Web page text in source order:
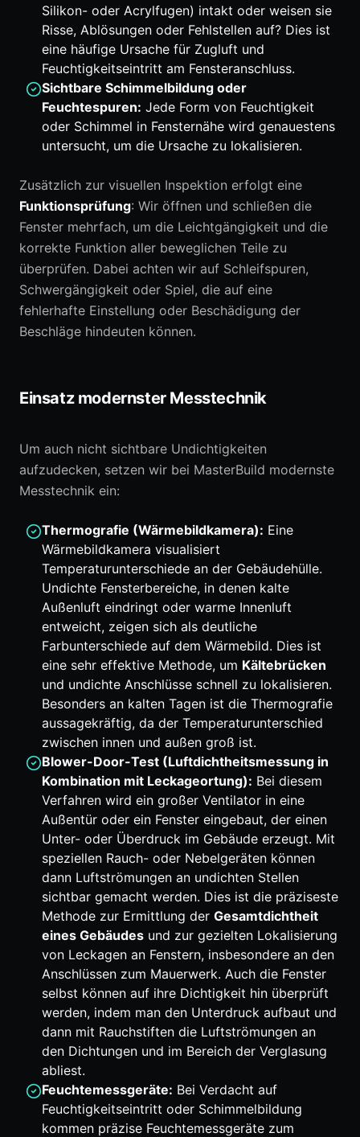
Silikon- oder Acrylfugen) intakt oder weisen sie
Risse, Ablösungen oder Fehlstellen auf? Dies ist
eine häufige Ursache für Zugluft und
Feuchtigkeitseintritt am Fensteranschluss.
Sichtbare Schimmelbildung oder
Feuchtespuren: Jede Form von Feuchtigkeit
oder Schimmel in Fensternähe wird genauestens
untersucht, um die Ursache zu lokalisieren.
Zusätzlich zur visuellen Inspektion erfolgt eine
Funktionsprüfung: Wir öffnen und schließen die
Fenster mehrfach, um die Leichtgängigkeit und die
korrekte Funktion aller beweglichen Teile zu
überprüfen. Dabei achten wir auf Schleifspuren,
Schwergängigkeit oder Spiel, die auf eine
fehlerhafte Einstellung oder Beschädigung der
Beschläge hindeuten können.
Einsatz modernster Messtechnik
Um auch nicht sichtbare Undichtigkeiten
aufzudecken, setzen wir bei MasterBuild modernste
Messtechnik ein:
Thermografie (Wärmebildkamera): Eine
Wärmebildkamera visualisiert
Temperaturunterschiede an der Gebäudehülle.
Undichte Fensterbereiche, in denen kalte
Außenluft eindringt oder warme Innenluft
entweicht, zeigen sich als deutliche
Farbunterschiede auf dem Wärmebild. Dies ist
eine sehr effektive Methode, um Kältebrücken
und undichte Anschlüsse schnell zu lokalisieren.
Besonders an kalten Tagen ist die Thermografie
aussagekräftig, da der Temperaturunterschied
zwischen innen und außen groß ist.
Blower-Door-Test (Luftdichtheitsmessung in
Kombination mit Leckageortung): Bei diesem
Verfahren wird ein großer Ventilator in eine
Außentür oder ein Fenster eingebaut, der einen
Unter- oder Überdruck im Gebäude erzeugt. Mit
speziellen Rauch- oder Nebelgeräten können
dann Luftströmungen an undichten Stellen
sichtbar gemacht werden. Dies ist die präziseste
Methode zur Ermittlung der Gesamtdichtheit
eines Gebäudes und zur gezielten Lokalisierung
von Leckagen an Fenstern, insbesondere an den
Anschlüssen zum Mauerwerk. Auch die Fenster
selbst können auf ihre Dichtigkeit hin überprüft
werden, indem man den Unterdruck aufbaut und
dann mit Rauchstiften die Luftströmungen an
den Dichtungen und im Bereich der Verglasung
abliest.
Feuchtemessgeräte: Bei Verdacht auf
Feuchtigkeitseintritt oder Schimmelbildung
kommen präzise Feuchtemessgeräte zum